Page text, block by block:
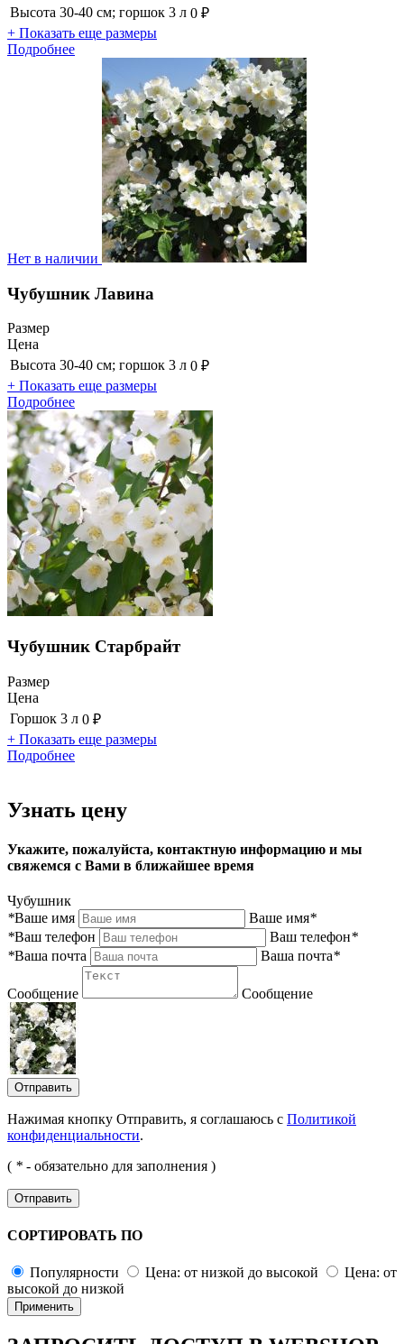
Высота 30-40 см; горшок 3 л 0 ₽
+ Показать еще размеры
Подробнее
Нет в наличии
Чубушник Лавина
Размер
Цена
Высота 30-40 см; горшок 3 л 0 ₽
+ Показать еще размеры
Подробнее
Чубушник Старбрайт
Размер
Цена
Горшок 3 л 0 ₽
+ Показать еще размеры
Подробнее
Узнать цену
Укажите, пожалуйста, контактную информацию и мы
свяжемся с Вами в ближайшее время
Чубушник
*Ваше имя Ваше имя*
*Ваш телефон Ваш телефон*
*Ваша почта Ваша почта*
Сообщение Сообщение
Отправить
Нажимая кнопку Отправить, я соглашаюсь с Политикой
конфиденциальности.
( * - обязательно для заполнения )
Отправить
СОРТИРОВАТЬ ПО
Популярности Цена: от низкой до высокой
Цена: от
высокой до низкой
Применить